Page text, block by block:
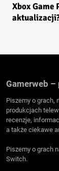
Xbox Game
Gamerweb
Piszemy o grach,
produkcjach
recenzje,
a także ciekawe
Piszemy o grach
Switch.